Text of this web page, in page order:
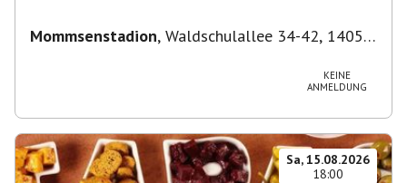
Mommsenstadion, Waldschulallee 34-42, 14055
KEINE
ANMELDUNG
Sa, 15.08.2026
18:00